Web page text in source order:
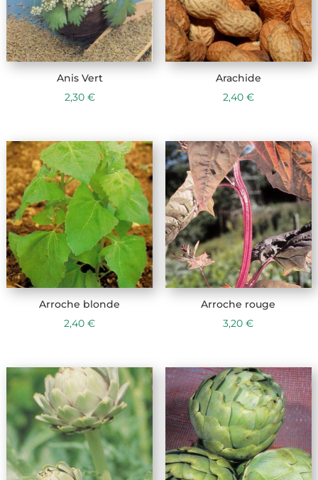
Anis Vert
2,30 €
Arachide
2,40 €
Arroche blonde
2,40€
Arroche rouge
3,20€